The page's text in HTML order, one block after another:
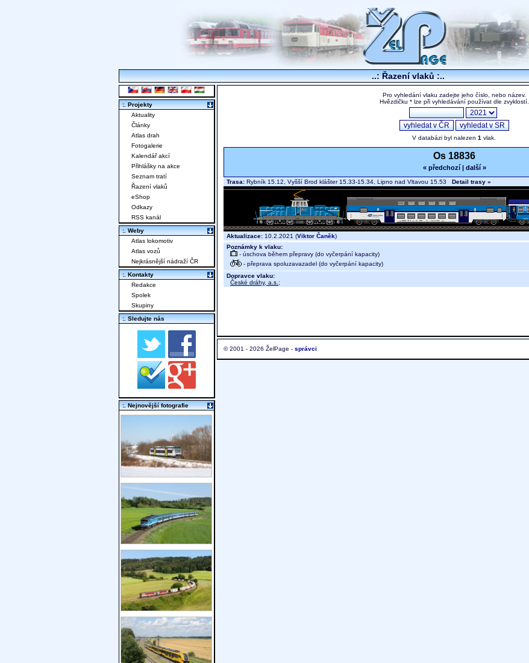
..: Řazení vlaků :..
Pro vyhledání vlaku zadejte jeho číslo, nebo název.
Hvězdičku * lze při vyhledávání používat dle zvyklostí.
V databázi byl nalezen 1 vlak.
Os 18836
« předchozí| další »
Trasa: Rybník 15.12, Vyšší Brod klášter 15.33-15.34, Lipno nad Vltavou 15.53 Detail trasy »
Aktualizace: 10.2.2021 (Viktor Čaněk)
Poznámky k vlaku:
- úschova během přepravy (do vyčerpání kapacity)
- přeprava spoluzavazadel (do vyčerpání kapacity)
Dopravce vlaku:
České dráhy, a.s. ;
© 2001 - 2026 ŽelPage - správci
:. Projekty
Aktuality
Články
Atlas drah
Fotogalerie
Kalendář akcí
Přihlášky na akce
Seznam tratí
Řazení vlaků
eShop
Odkazy
RSS kanál
:. Weby
Atlas lokomotiv
Atlas vozů
Nejkrásnější nádraží ČR
:. Kontakty
Redakce
Spolek
Skupiny
:. Sledujte nás
:. Nejnovější fotografie